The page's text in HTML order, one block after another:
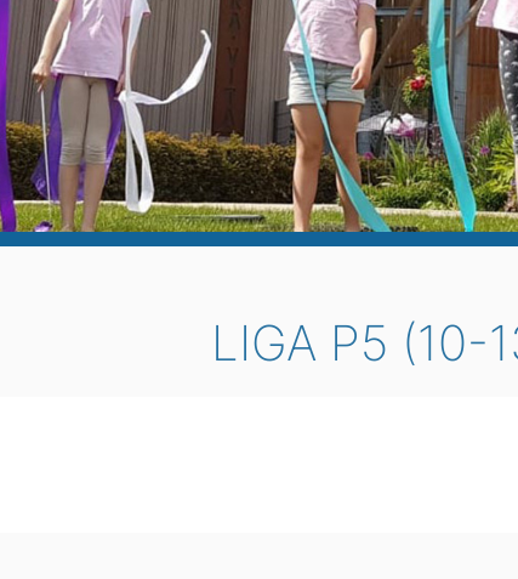
LIGA P5 (10-